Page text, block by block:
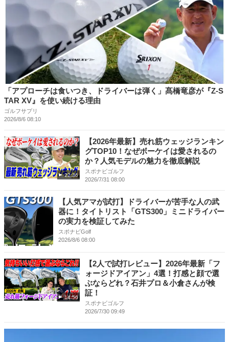
「アプローチは食いつき、ドライバーは弾く」髙橋竜彦が『Z-S
TAR XV』を使い続ける理由
ゴルフサプリ
2026/8/6 08:10
22:36
【2026年最新】売れ筋ウェッジランキン
グTOP10！なぜボーケイは愛されるの
か？人気モデルの魅力を徹底解説
スポナビゴルフ
2026/7/31 08:00
【人気アマが試打】ドライバーが苦手な人の武
器に！タイトリスト「GTS300」ミニドライバー
の実力を検証してみた
スポナビGolf
2026/8/6 08:00
14:56
【2人で試打レビュー】2026年最新「フ
ォージドアイアン」4選！打感と顔で選
ぶならどれ？石井プロ＆小倉さんが検
証！
スポナビゴルフ
2026/7/30 09:49